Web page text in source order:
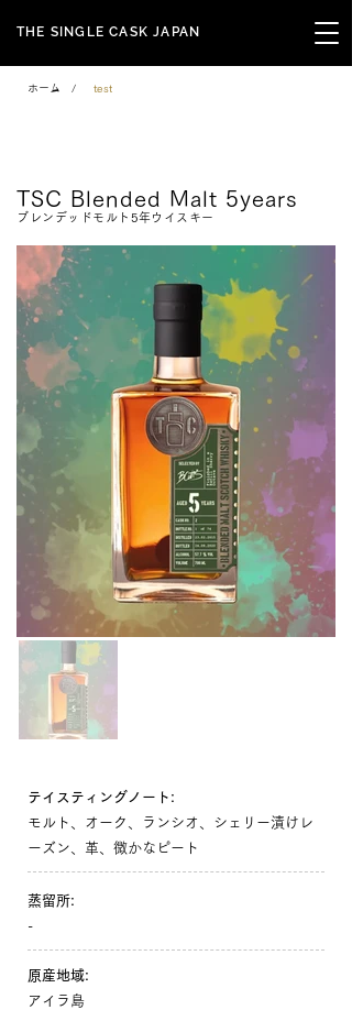
THE SINGLE CASK JAPAN
ホーム / test
TSC Blended Malt 5years
ブレンデッドモルト5年ウイスキー
テイスティングノート:
モルト、オーク、ランシオ、シェリー漬けレ
ーズン、革、微かなピート
蒸留所:
-
原産地域:
アイラ島